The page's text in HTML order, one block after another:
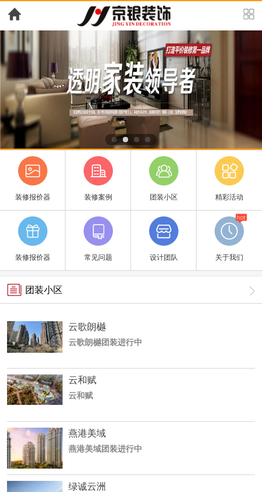
装修报价器 装修案例 团装小区 精彩活动
装修报价器 常见问题 设计团队 关于我们
团装小区
云歌朗樾
云歌朗樾团装进行中
云和赋
云和赋
燕港美域
燕港美域团装进行中
绿诚云洲